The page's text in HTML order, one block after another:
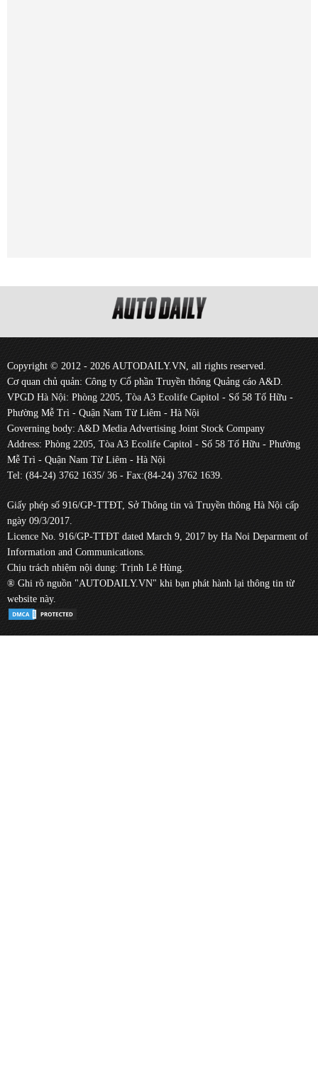
Copyright © 2012 - 2026 AUTODAILY.VN, all rights reserved.
Cơ quan chủ quản: Công ty Cổ phần Truyền thông Quảng cáo A&D.
VPGD Hà Nội: Phòng 2205, Tòa A3 Ecolife Capitol - Số 58 Tố Hữu -
Phường Mễ Trì - Quận Nam Từ Liêm - Hà Nội
Governing body: A&D Media Advertising Joint Stock Company
Address: Phòng 2205, Tòa A3 Ecolife Capitol - Số 58 Tố Hữu - Phường
Mễ Trì - Quận Nam Từ Liêm - Hà Nội
Tel: (84-24) 3762 1635/ 36 - Fax:(84-24) 3762 1639.
Giấy phép số 916/GP-TTĐT, Sở Thông tin và Truyền thông Hà Nội cấp
ngày 09/3/2017.
Licence No. 916/GP-TTĐT dated March 9, 2017 by Ha Noi Deparment of
Information and Communications.
Chịu trách nhiệm nội dung: Trịnh Lê Hùng.
® Ghi rõ nguồn "AUTODAILY.VN" khi bạn phát hành lại thông tin từ
website này.